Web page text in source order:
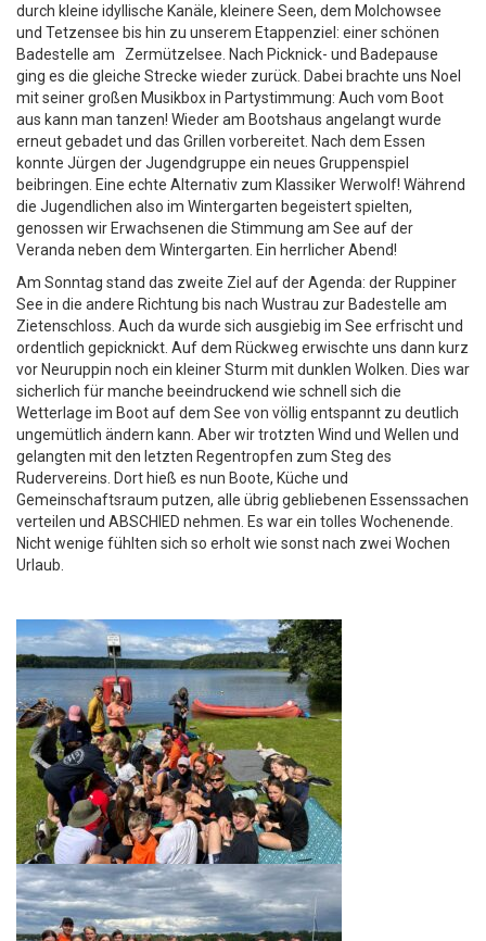
durch kleine idyllische Kanäle, kleinere Seen, dem Molchowsee
und Tetzensee bis hin zu unserem Etappenziel: einer schönen
Badestelle am Zermützelsee. Nach Picknick- und Badepause
ging es die gleiche Strecke wieder zurück. Dabei brachte uns Noel
mit seiner großen Musikbox in Partystimmung: Auch vom Boot
aus kann man tanzen! Wieder am Bootshaus angelangt wurde
erneut gebadet und das Grillen vorbereitet. Nach dem Essen
konnte Jürgen der Jugendgruppe ein neues Gruppenspiel
beibringen. Eine echte Alternativ zum Klassiker Werwolf! Während
die Jugendlichen also im Wintergarten begeistert spielten,
genossen wir Erwachsenen die Stimmung am See auf der
Veranda neben dem Wintergarten. Ein herrlicher Abend!
Am Sonntag stand das zweite Ziel auf der Agenda: der Ruppiner
See in die andere Richtung bis nach Wustrau zur Badestelle am
Zietenschloss. Auch da wurde sich ausgiebig im See erfrischt und
ordentlich gepicknickt. Auf dem Rückweg erwischte uns dann kurz
vor Neuruppin noch ein kleiner Sturm mit dunklen Wolken. Dies war
sicherlich für manche beeindruckend wie schnell sich die
Wetterlage im Boot auf dem See von völlig entspannt zu deutlich
ungemütlich ändern kann. Aber wir trotzten Wind und Wellen und
gelangten mit den letzten Regentropfen zum Steg des
Rudervereins. Dort hieß es nun Boote, Küche und
Gemeinschaftsraum putzen, alle übrig gebliebenen Essenssachen
verteilen und ABSCHIED nehmen. Es war ein tolles Wochenende.
Nicht wenige fühlten sich so erholt wie sonst nach zwei Wochen
Urlaub.